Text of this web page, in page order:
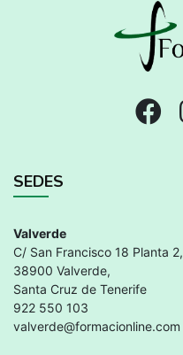
SEDES
Valverde
C/ San Francisco 18 Planta 2,
38900 Valverde,
Santa Cruz de Tenerife
922 550 103
valverde@formacionline.com